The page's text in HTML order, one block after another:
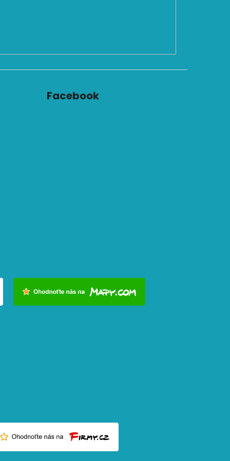
Facebook